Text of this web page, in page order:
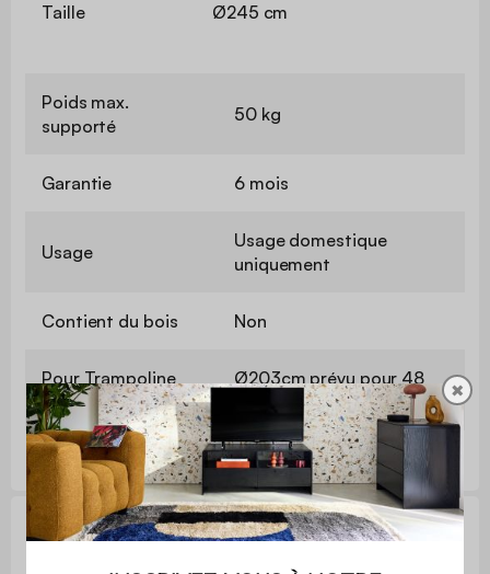
Taille Ø245 cm
Poids max.
supporté
50 kg
Garantie 6 mois
Usage
Usage domestique
uniquement
Contient du bois Non
Pour Trampoline
245cm Pluton
Ø203cm prévu pour 48
ressorts (14,5cm)
✖